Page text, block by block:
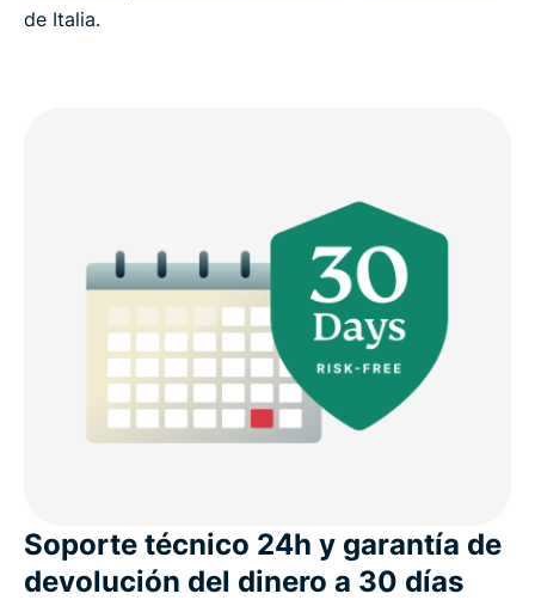
de Italia.
Soporte técnico 24h y garantía de
devolución del dinero a 30 días